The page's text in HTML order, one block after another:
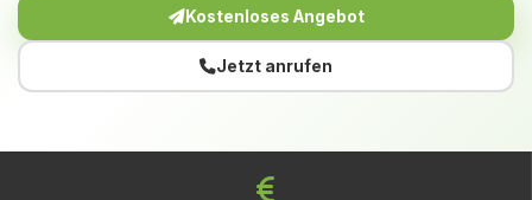
Kostenloses Angebot
Jetzt anrufen